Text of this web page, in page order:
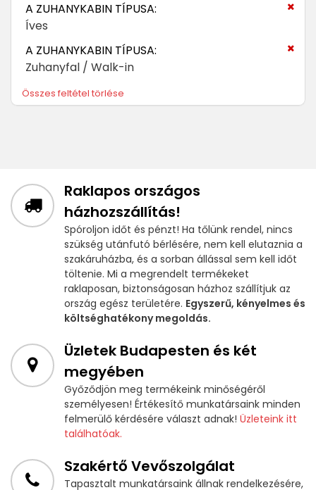
A ZUHANYKABIN TÍPUSA:
Íves
A ZUHANYKABIN TÍPUSA:
Zuhanyfal / Walk-in
Összes feltétel törlése
Raklapos országos
házhozszállítás!
Spóroljon időt és pénzt! Ha tőlünk rendel, nincs
szükség utánfutó bérlésére, nem kell elutaznia a
szakáruházba, és a sorban állással sem kell időt
töltenie. Mi a megrendelt termékeket
raklaposan, biztonságosan házhoz szállítjuk az
ország egész területére. Egyszerű, kényelmes és
költséghatékony megoldás.
Üzletek Budapesten és két
megyében
Győződjön meg termékeink minőségéről
személyesen! Értékesítő munkatársaink minden
felmerülő kérdésére választ adnak! Üzleteink itt
találhatóak.
Szakértő Vevőszolgálat
Tapasztalt munkatársaink állnak rendelkezésére,